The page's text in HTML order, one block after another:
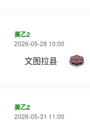
美乙2
2026-05-28 10:00
文图拉县
美乙2
2026-05-31 11:00